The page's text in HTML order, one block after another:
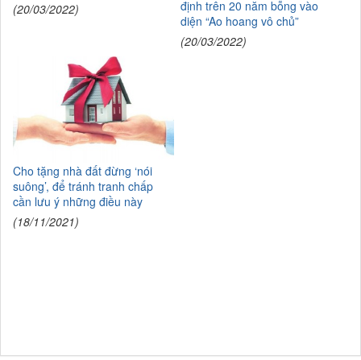
(20/03/2022)
định trên 20 năm bỗng vào
diện “Ao hoang vô chủ”
(20/03/2022)
Cho tặng nhà đất đừng ‘nói
suông’, để tránh tranh chấp
cần lưu ý những điều này
(18/11/2021)